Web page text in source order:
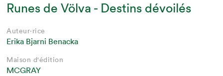
Runes de Völva - Destins dévoilés
Auteur·rice
Erika Bjarni Benacka
Maison d'édition
MCGRAY